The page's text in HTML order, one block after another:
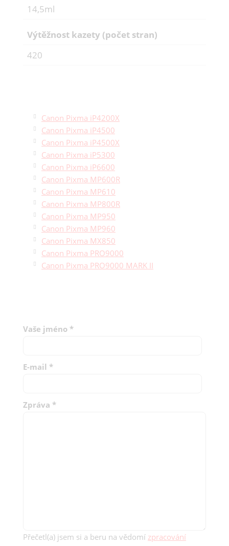
14,5ml
Výtěžnost kazety (počet stran)
420
Canon Pixma iP4200X
Canon Pixma iP4500
Canon Pixma iP4500X
Canon Pixma iP5300
Canon Pixma iP6600
Canon Pixma MP600R
Canon Pixma MP610
Canon Pixma MP800R
Canon Pixma MP950
Canon Pixma MP960
Canon Pixma MX850
Canon Pixma PRO9000
Canon Pixma PRO9000 MARK II
Vaše jméno *
E-mail *
Zpráva *
Přečetl(a) jsem si a beru na vědomí zpracování